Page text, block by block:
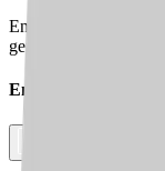
Entdecke die Vorteile
gemeinsam mit uns
Empfehle diesen